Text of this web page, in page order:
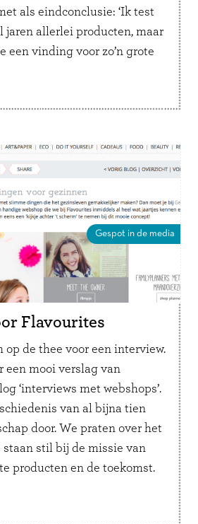
als eindconclusie: ‘Ik test
jaren allerlei producten, maar
een vinding voor zo’n grote
Gespot in de media
Flavourites
op de thee voor een interview.
een mooi verslag van
‘interviews met webshops’.
van al bijna tien
door. We praten over het
staan stil bij de missie van
producten en de toekomst.